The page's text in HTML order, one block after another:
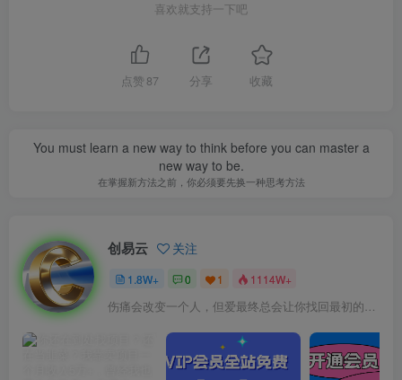
喜欢就支持一下吧
点赞 87 分享 收藏
You must learn a new way to think before you can master a
new way to be.
在掌握新方法之前，你必须要先换一种思考方法
创易云 关注
1.8W+ 0 1 1114W+
伤痛会改变一个人，但爱最终总会让你找回最初的自己